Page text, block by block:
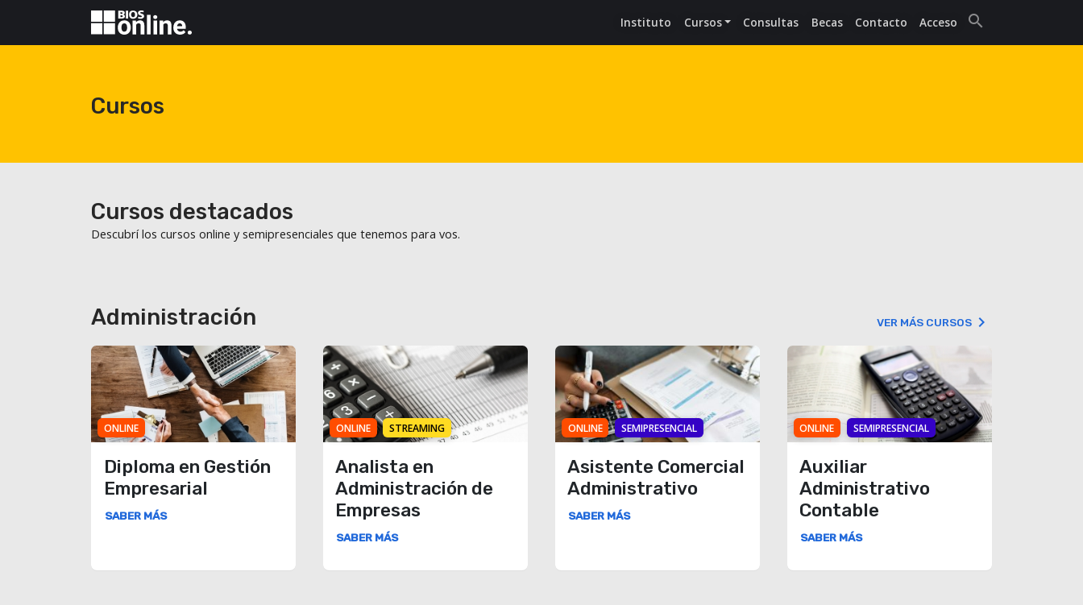
Instituto Cursos Consultas Becas Contacto Acceso search
Cursos
Cursos destacados
Descubrí los cursos online y semipresenciales que tenemos para vos.
Administración VER MÁS CURSOSkeyboard_arrow_right
ONLINE
Diploma en Gestión
Empresarial
SABER MÁS
ONLINE STREAMING
Analista en
Administración de
Empresas
SABER MÁS
ONLINE SEMIPRESENCIAL
Asistente Comercial
Administrativo
SABER MÁS
ONLINE SEMIPRESENCIAL
Auxiliar
Administrativo
Contable
SABER MÁS